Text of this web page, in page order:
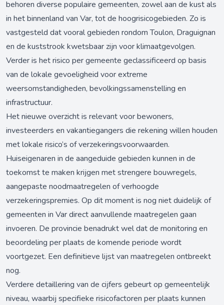
behoren diverse populaire gemeenten, zowel aan de kust als
in het binnenland van Var, tot de hoogrisicogebieden. Zo is
vastgesteld dat vooral gebieden rondom Toulon, Draguignan
en de kuststrook kwetsbaar zijn voor klimaatgevolgen.
Verder is het risico per gemeente geclassificeerd op basis
van de lokale gevoeligheid voor extreme
weersomstandigheden, bevolkingssamenstelling en
infrastructuur.
Het nieuwe overzicht is relevant voor bewoners,
investeerders en vakantiegangers die rekening willen houden
met lokale risico’s of verzekeringsvoorwaarden.
Huiseigenaren in de aangeduide gebieden kunnen in de
toekomst te maken krijgen met strengere bouwregels,
aangepaste noodmaatregelen of verhoogde
verzekeringspremies. Op dit moment is nog niet duidelijk of
gemeenten in Var direct aanvullende maatregelen gaan
invoeren. De provincie benadrukt wel dat de monitoring en
beoordeling per plaats de komende periode wordt
voortgezet. Een definitieve lijst van maatregelen ontbreekt
nog.
Verdere detaillering van de cijfers gebeurt op gemeentelijk
niveau, waarbij specifieke risicofactoren per plaats kunnen